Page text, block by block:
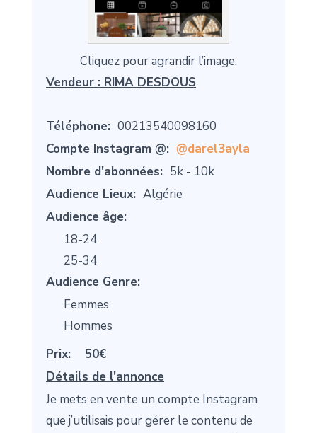
Cliquez pour agrandir l’image.
Vendeur : RIMA DESDOUS
Téléphone: 00213540098160
Compte Instagram @: @darel3ayla
Nombre d'abonnées: 5k - 10k
Audience Lieux: Algérie
Audience âge:
18-24
25-34
Audience Genre:
Femmes
Hommes
Prix:
50€
Détails de l'annonce
Je mets en vente un compte Instagram
que j’utilisais pour gérer le contenu de